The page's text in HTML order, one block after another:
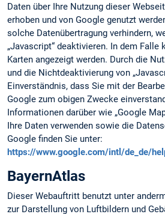
Daten über Ihre Nutzung dieser
erhoben und von Google genutzt
solche Datenübertragung verhindern,
„Javascript“ deaktivieren. In dem Falle
Karten angezeigt werden. Durch die
und die Nichtdeaktivierung von
Einverständnis, dass Sie mit der
Google zum obigen Zwecke
Informationen darüber wie „Google
Ihre Daten verwenden sowie die
Google finden Sie unter:
https://www.google.com/intl/de_de/
BayernAtlas
Dieser Webauftritt benutzt unter
zur Darstellung von Luftbildern und